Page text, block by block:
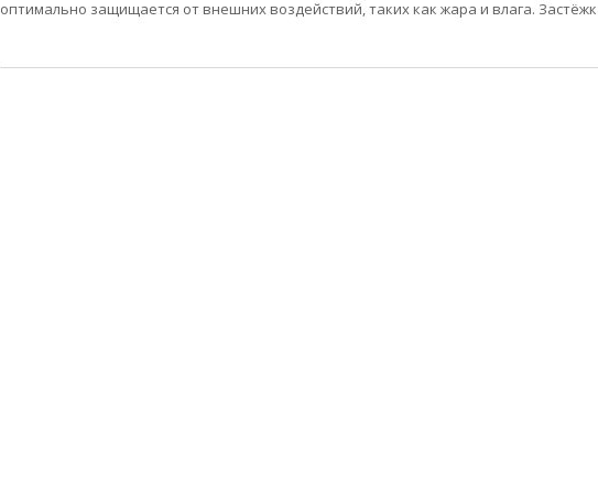
оптимально защищается от внешних воздействий, таких как жара и влага.